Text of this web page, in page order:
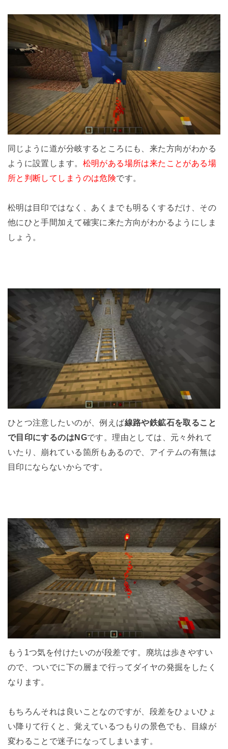
同じように道が分岐するところにも、来た方向がわかる
ように設置します。 松明がある場所は来たことがある場
所と判断してしまうのは危険です。
松明は目印ではなく、あくまでも明るくするだけ、その
他にひと手間加えて確実に来た方向がわかるようにしま
しょう。
ひとつ注意したいのが、例えば線路や鉄鉱石を取ること
で目印にするのはNGです。理由としては、元々外れて
いたり、崩れている箇所もあるので、アイテムの有無は
目印にならないからです。
もう1つ気を付けたいのが段差です。廃坑は歩きやすい
ので、ついでに下の層まで行ってダイヤの発掘をしたく
なります。
もちろんそれは良いことなのですが、段差をひょいひょ
い降りて行くと、覚えているつもりの景色でも、目線が
変わることで迷子になってしまいます。